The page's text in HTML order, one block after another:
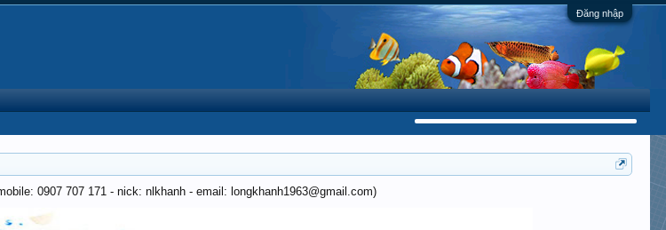
Đăng nhập
0907 707 171 - nick: nlkhanh - email: longkhanh1963@gmail.com)